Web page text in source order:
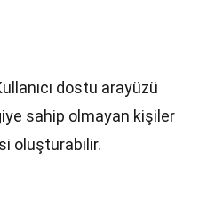
dostu arayüzü
sahip olmayan kişiler
oluşturabilir.